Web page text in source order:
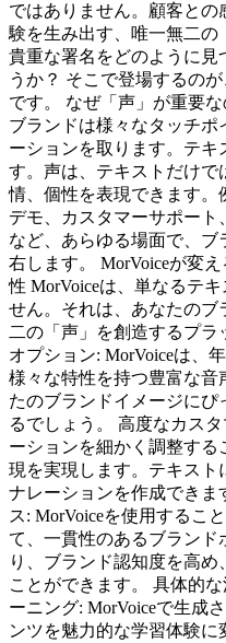
ではありません。顧客と
験を生み出す、唯一無二
貴重な署名をどのように見
うか？ そこで登場するの
です。 なぜ「声」が重要
ブランドは様々なタッチ
ーションを取ります。テ
す。声は、テキストだけ
情、個性を表現できます。
デモ、カスタマーサポー
など、あらゆる場面で、
右します。 MorVoiceが変
性 MorVoiceは、単なるテ
せん。それは、あなたの
二の「声」を創造するプ
オプション: MorVoiceは、
様々な特性を持つ豊富な音
たのブランドイメージにぴ
るでしょう。 高度なカス
ーションを細かく調整す
現を実現します。テキスト
ナレーションを作成できま
ス: MorVoiceを使用するこ
て、一貫性のあるブランド
り、ブランド認知度を高
ことができます。 具体的
ーニング: MorVoiceで生成
ンツを魅力的な学習体験